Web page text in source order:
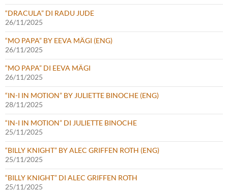
“DRACULA” DI RADU JUDE
26/11/2025
“MO PAPA” BY EEVA MÄGI (ENG)
26/11/2025
“MO PAPA” DI EEVA MÄGI
26/11/2025
“IN-I IN MOTION” BY JULIETTE BINOCHE (ENG)
28/11/2025
“IN-I IN MOTION” DI JULIETTE BINOCHE
25/11/2025
“BILLY KNIGHT” BY ALEC GRIFFEN ROTH (ENG)
25/11/2025
“BILLY KNIGHT” DI ALEC GRIFFEN ROTH
25/11/2025